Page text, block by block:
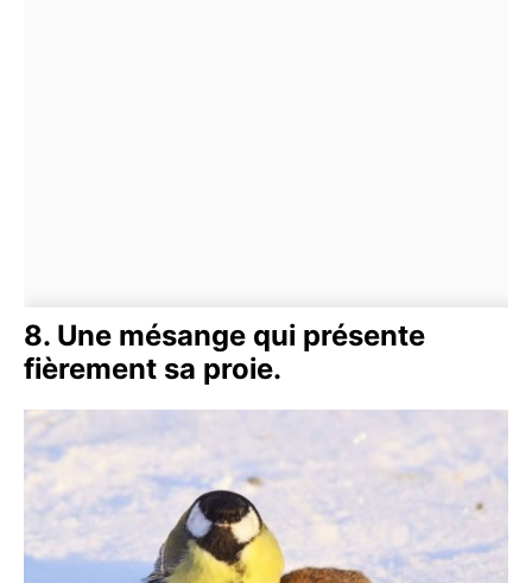
8. Une mésange qui présente
fièrement sa proie.